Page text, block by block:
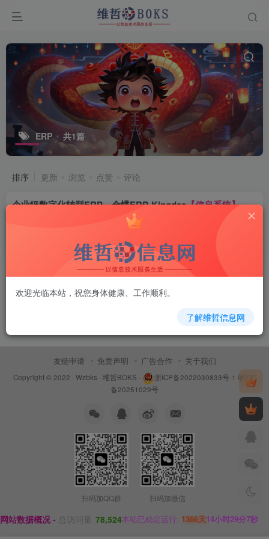
ERP 共1篇
排序 更新 浏览 点赞 评论
企业级数字化转型ERP—金蝶ERP-Kingdee【信息系统】
3年前
友链申请 免责声明 广告合作 关于我们
Copyright © 2022 · Wzbks · 维哲BOKS · 浙ICP备2022030833号-1 萌ICP
备20251029号
扫码加QQ群 扫码加微信
网站数据概况 - 总访问量 78,524本站已稳定运行: 1366天14小时29分7秒
欢迎光临本站，祝您身体健康、工作顺利。
了解维哲信息网